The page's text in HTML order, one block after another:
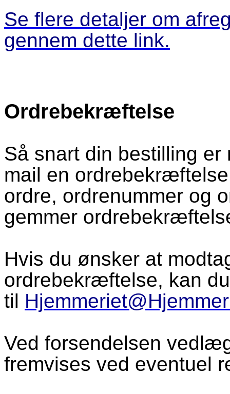
Se flere detaljer om
gennem dette link.
Ordrebekræftelse
Så snart din bestilling
mail en
ordre, ordrenummer og
gemmer
Hvis du ønsker at
ordrebekræftelse, kan
til
Ved forsendelsen
fremvises ved eventuel